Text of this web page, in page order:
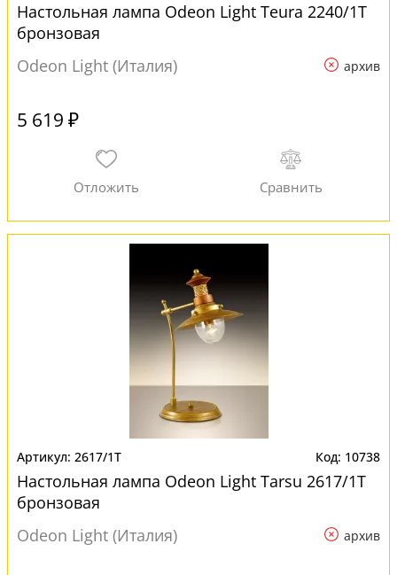
Настольная лампа Odeon Light Teura 2240/1T
бронзовая
Odeon Light (Италия)
архив
5 619 ₽
2617/1T 10738
Настольная лампа Odeon Light Tarsu 2617/1T
бронзовая
Odeon Light (Италия)
архив